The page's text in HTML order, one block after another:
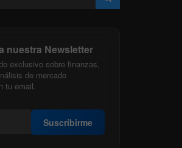
nuestra Newsletter
exclusivo sobre finanzas,
de mercado
tu email.
Suscribirme